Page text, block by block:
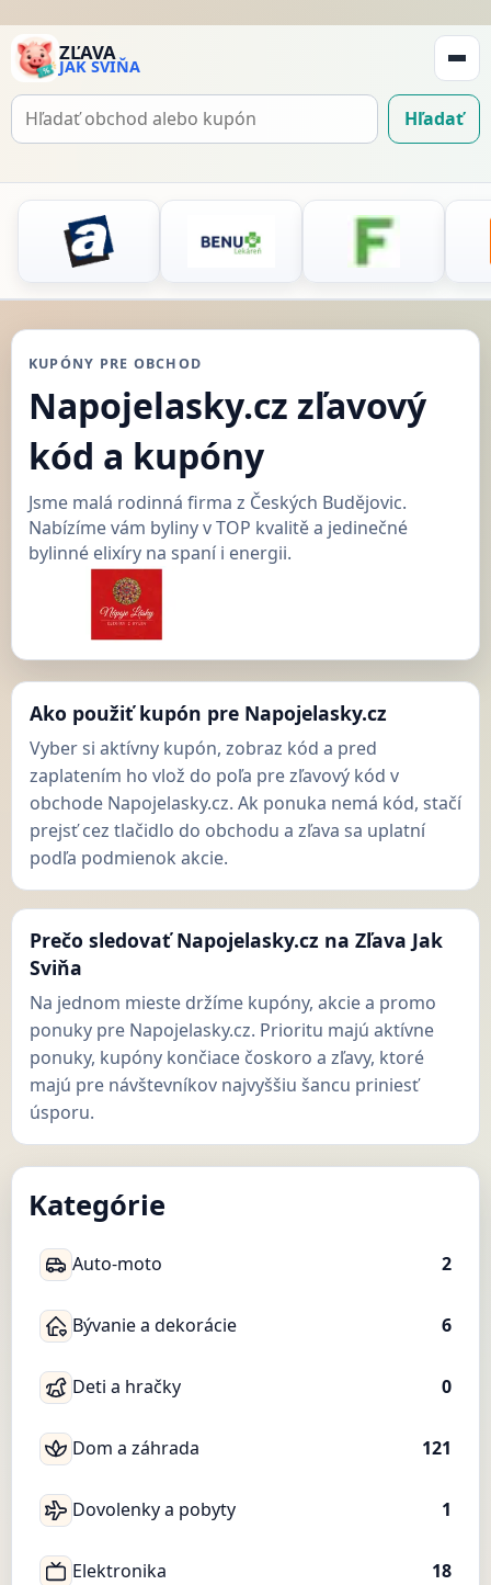
ZĽAVA
JAK SVIŇA
Hľadať
Hľadať
KUPÓNY PRE OBCHOD
Napojelasky.cz zľavový
kód a kupóny
Jsme malá rodinná firma z Českých Budějovic.
Nabízíme vám byliny v TOP kvalitě a jedinečné
bylinné elixíry na spaní i energii.
Ako použiť kupón pre Napojelasky.cz
Vyber si aktívny kupón, zobraz kód a pred
zaplatením ho vlož do poľa pre zľavový kód v
obchode Napojelasky.cz. Ak ponuka nemá kód, stačí
prejsť cez tlačidlo do obchodu a zľava sa uplatní
podľa podmienok akcie.
Prečo sledovať Napojelasky.cz na Zľava Jak
Sviňa
Na jednom mieste držíme kupóny, akcie a promo
ponuky pre Napojelasky.cz. Prioritu majú aktívne
ponuky, kupóny končiace čoskoro a zľavy, ktoré
majú pre návštevníkov najvyššiu šancu priniesť
úsporu.
Kategórie
Auto-moto 2
Bývanie a dekorácie 6
Deti a hračky 0
Dom a záhrada 121
Dovolenky a pobyty 1
Elektronika 18